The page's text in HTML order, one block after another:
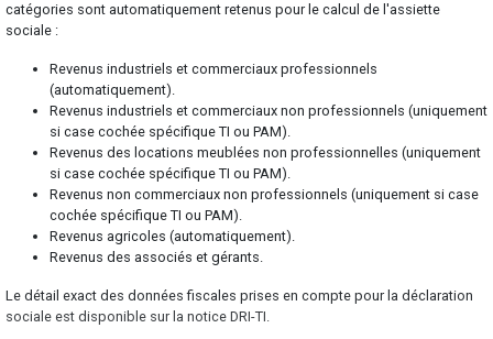
catégories sont automatiquement retenus pour le calcul de l'assiette
sociale :
Revenus industriels et commerciaux professionnels
(automatiquement).
Revenus industriels et commerciaux non professionnels (uniquement
si case cochée spécifique TI ou PAM).
Revenus des locations meublées non professionnelles (uniquement
si case cochée spécifique TI ou PAM).
Revenus non commerciaux non professionnels (uniquement si case
cochée spécifique TI ou PAM).
Revenus agricoles (automatiquement).
Revenus des associés et gérants.
Le détail exact des données fiscales prises en compte pour la déclaration
sociale est disponible sur la notice DRI-TI.